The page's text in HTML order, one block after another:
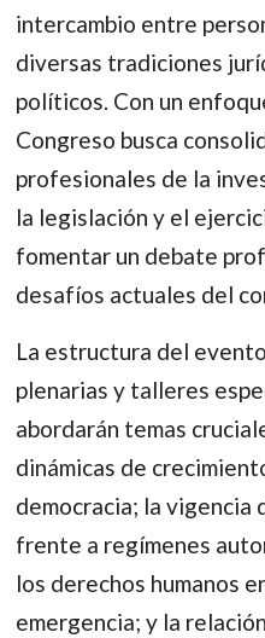
intercambio entre
diversas tradiciones
políticos. Con un
Congreso busca
profesionales de la
la legislación y el
fomentar un debate
desafíos actuales del
La estructura del
plenarias y talleres
abordarán temas
dinámicas de
democracia; la vigencia
frente a regímenes
los derechos humanos
emergencia; y la